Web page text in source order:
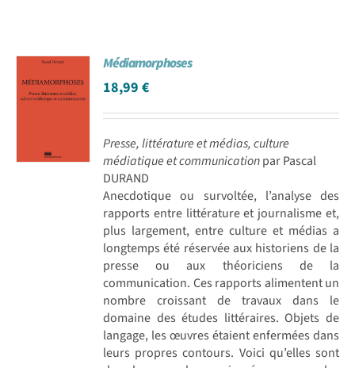
Médiamorphoses
18,99€
Presse, littérature et médias, culture
médiatique et communicationpar Pascal
DURAND
Anecdotique ou survoltée, l’analyse des
rapports entre littérature et journalisme et,
plus largement, entre culture et médias a
longtemps été réservée aux historiens de la
presse ou aux théoriciens de la
communication. Ces rapports alimentent un
nombre croissant de travaux dans le
domaine des études littéraires. Objets de
langage, les œuvres étaient enfermées dans
leurs propres contours. Voici qu’elles sont